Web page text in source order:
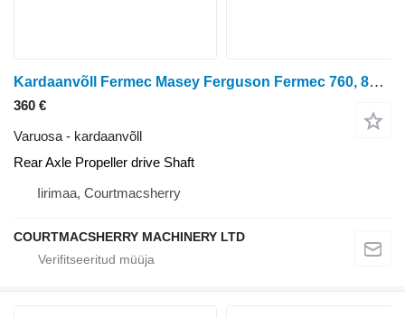
Kardaanvõll Fermec Masey Ferguson Fermec 760, 860 Rear Axle Propeller Drive Shaft tüübi jaoks ratastraktori
360 €
Varuosa - kardaanvõll
Rear Axle Propeller drive Shaft
Iirimaa, Courtmacsherry
COURTMACSHERRY MACHINERY LTD